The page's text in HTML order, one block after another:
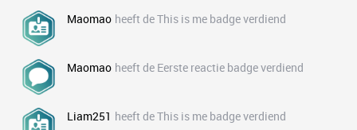
Maomao heeft de This is me badge verdiend
Maomao heeft de Eerste reactie badge verdiend
Liam251 heeft de This is me badge verdiend